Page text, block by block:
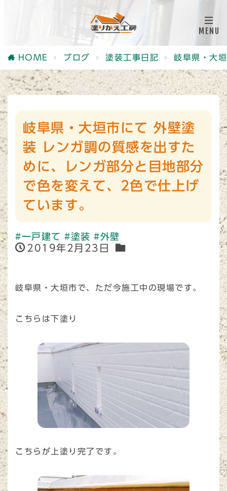
HOME ブログ 塗装工事日記 岐阜県・大
岐阜県・大垣市にて 外壁塗
装 レンガ調の質感を出すた
めに、レンガ部分と目地部分
で色を変えて、2色で仕上げ
ています。
#一戸建て #塗装 #外壁
2019年2月23日
岐阜県・大垣市で、ただ今施工中の現場です。
こちらは下塗り
こちらが上塗り完了です。